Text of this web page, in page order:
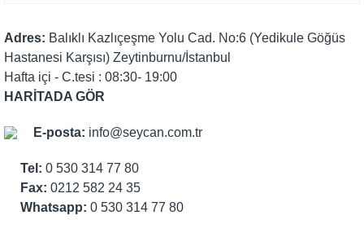
Adres: Balıklı Kazlıçeşme Yolu Cad. No:6 (Yedikule Göğüs
Hastanesi Karşısı) Zeytinburnu/İstanbul
Hafta içi - C.tesi : 08:30- 19:00
HARİTADA GÖR
E-posta: info@seycan.com.tr
Tel: 0 530 314 77 80
Fax: 0212 582 24 35
Whatsapp: 0 530 314 77 80